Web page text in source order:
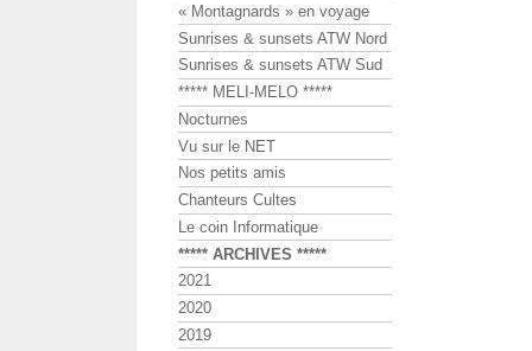
« Montagnards » en voyage
Sunrises & sunsets ATW Nord
Sunrises & sunsets ATW Sud
***** MELI-MELO *****
Nocturnes
Vu sur le NET
Nos petits amis
Chanteurs Cultes
Le coin Informatique
***** ARCHIVES *****
2021
2020
2019